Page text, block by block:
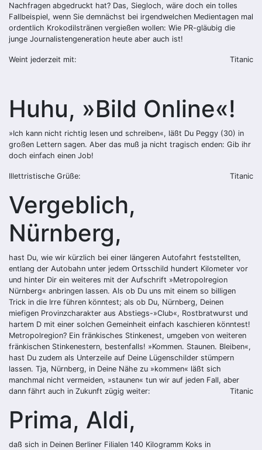
Nachfragen abgedruckt hat? Das, Siegloch, wäre doch ein tolles
Fallbeispiel, wenn Sie demnächst bei irgendwelchen Medientagen mal
ordentlich Krokodilstränen vergießen wollen: Wie PR-gläubig die
junge Journalistengeneration heute aber auch ist!
Weint jederzeit mit: Titanic
Huhu, »Bild Online«!
»Ich kann nicht richtig lesen und schreiben«, läßt Du Peggy (30) in
großen Lettern sagen. Aber das muß ja nicht tragisch enden: Gib ihr
doch einfach einen Job!
Illettristische Grüße: Titanic
Vergeblich,
Nürnberg,
hast Du, wie wir kürzlich bei einer längeren Autofahrt feststellten,
entlang der Autobahn unter jedem Ortsschild hundert Kilometer vor
und hinter Dir ein weiteres mit der Aufschrift »Metropolregion
Nürnberg« anbringen lassen. Als ob Du uns mit einem so billigen
Trick in die Irre führen könntest; als ob Du, Nürnberg, Deinen
miefigen Provinzcharakter aus Abstiegs-»Club«, Rostbratwurst und
hartem D mit einer solchen Gemeinheit einfach kaschieren könntest!
Metropolregion? Ein fränkisches Stinkenest, umgeben von weiteren
fränkischen Stinkenestern, bestenfalls! »Kommen. Staunen. Bleiben«,
hast Du zudem als Unterzeile auf Deine Lügenschilder stümpern
lassen. Tja, Nürnberg, in Deine Nähe zu »kommen« läßt sich
manchmal nicht vermeiden, »staunen« tun wir auf jeden Fall, aber
dann fährt auch in Zukunft zügig weiter:
Titanic
Prima, Aldi,
daß sich in Deinen Berliner Filialen 140 Kilogramm Koks in